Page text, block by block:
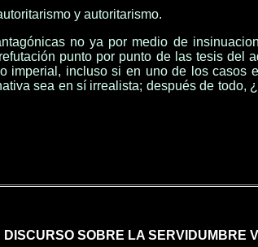
y autoritarismo.
no ya por medio de
punto por punto de las tesis del
imperial, incluso si en uno de los casos
sea en sí irrealista; después de todo,
DISCURSO SOBRE LA SERVIDUMBRE